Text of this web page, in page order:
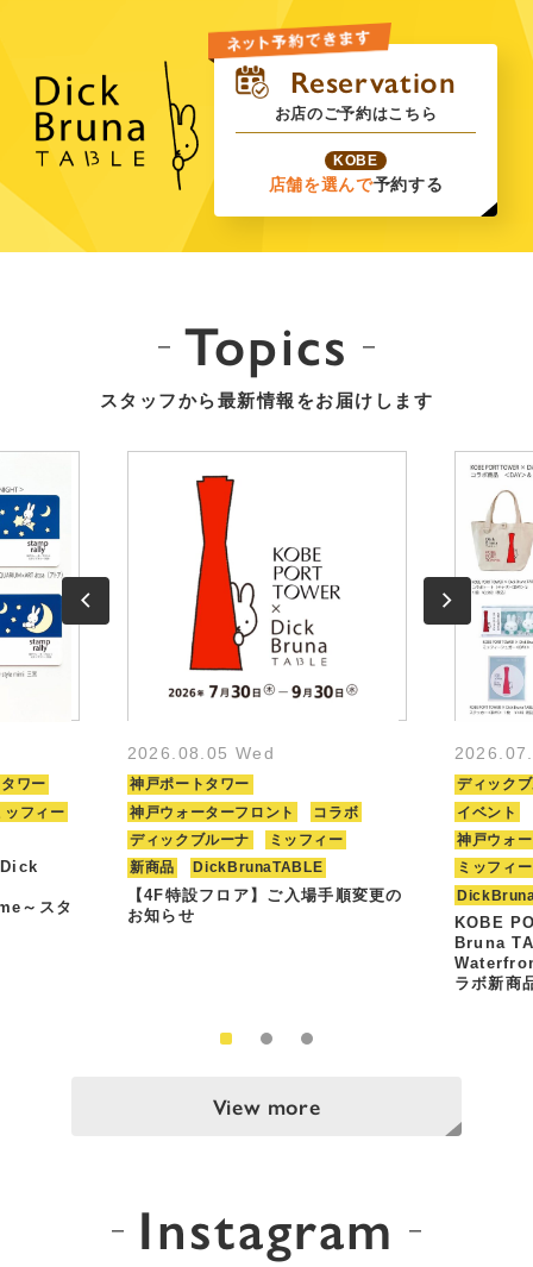
お店のご予約はこちら
KOBE
店舗を選んで予約する
Topics
スタッフから最新情報をお届けします
ワー
ッフィー
～スタ
2026.08.05 Wed
神戸ポートタワー
神戸ウォーターフロント
コラボ
ディックブルーナ
ミッフィー
新商品
DickBrunaTABLE
【4F特設フロア】ご入場手順変更の
お知らせ
ディック
イベント
神戸ウォ
ミッフィー
KOBE
Bruna
ラボ新商
View more
Instagram